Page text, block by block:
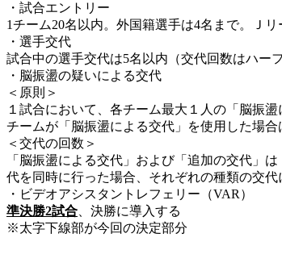
・試合エントリー
1チーム20名以内。外国籍選手は4名まで。Ｊ
・選手交代
試合中の選手交代は5名以内（交代回数はハー
・脳振盪の疑いによる交代
＜原則＞
１試合において、各チーム最大１人の「脳振
チームが「脳振盪による交代」を使用した場
＜交代の回数＞
「脳振盪による交代」および「追加の交代」
代を同時に行った場合、それぞれの種類の交
・ビデオアシスタントレフェリー（VAR）
準決勝2試合 、決勝に導入する
※太字下線部が今回の決定部分